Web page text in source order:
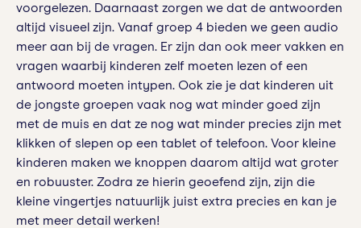
voorgelezen. Daarnaast zorgen we dat de antwoorden
altijd visueel zijn. Vanaf groep 4 bieden we geen audio
meer aan bij de vragen. Er zijn dan ook meer vakken en
vragen waarbij kinderen zelf moeten lezen of een
antwoord moeten intypen. Ook zie je dat kinderen uit
de jongste groepen vaak nog wat minder goed zijn
met de muis en dat ze nog wat minder precies zijn met
klikken of slepen op een tablet of telefoon. Voor kleine
kinderen maken we knoppen daarom altijd wat groter
en robuuster. Zodra ze hierin geoefend zijn, zijn die
kleine vingertjes natuurlijk juist extra precies en kan je
met meer detail werken!